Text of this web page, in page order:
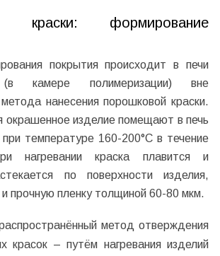
краски: формирование
покрытия происходит в печи
(в камере полимеризации) вне
нанесения порошковой краски.
окрашенное изделие помещают в печь
температуре 160-200°С в течение
нагревании краска плавится и
по поверхности изделия,
прочную пленку толщиной 60-80 мкм.
метод отверждения
красок – путём нагревания изделий